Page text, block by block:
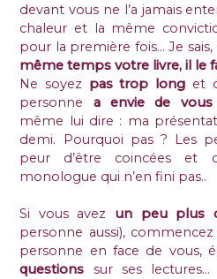
devant vous ne l’a jamais
chaleur et la même
pour la première fois… Je sais,
même temps votre livre, il le
Ne soyez pas trop long et
personne a envie de vous
même lui dire : ma
demi. Pourquoi pas ? Les
peur d’être coincées et
monologue qui n’en fini pas..
Si vous avez un peu plus
personne aussi),
personne en face de vous,
questions sur ses